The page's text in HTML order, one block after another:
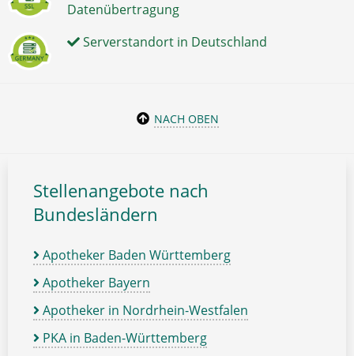
Datenübertragung
Serverstandort in Deutschland
NACH OBEN
Stellenangebote nach
Bundesländern
Apotheker Baden Württemberg
Apotheker Bayern
Apotheker in Nordrhein-Westfalen
PKA in Baden-Württemberg